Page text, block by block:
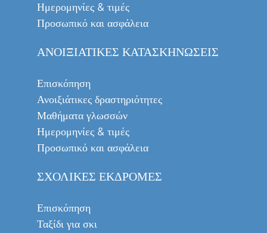
Ημερομηνίες & τιμές
Προσωπικό και ασφάλεια
ΑΝΟΙΞΙΆΤΙΚΕΣ ΚΑΤΑΣΚΗΝΏΣΕΙΣ
Επισκόπηση
Ανοιξιάτικες δραστηριότητες
Μαθήματα γλωσσών
Ημερομηνίες & τιμές
Προσωπικό και ασφάλεια
ΣΧΟΛΙΚΈΣ ΕΚΔΡΟΜΈΣ
Επισκόπηση
Ταξίδι για σκι